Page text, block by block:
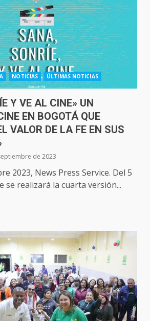
NOTICIAS ÚLTIMAS NOTICIAS
Y VE AL CINE» UN
EN BOGOTÁ QUE
VALOR DE LA FE EN SUS
de 2023
2023, News Press Service. Del 5
se realizará la cuarta versión...